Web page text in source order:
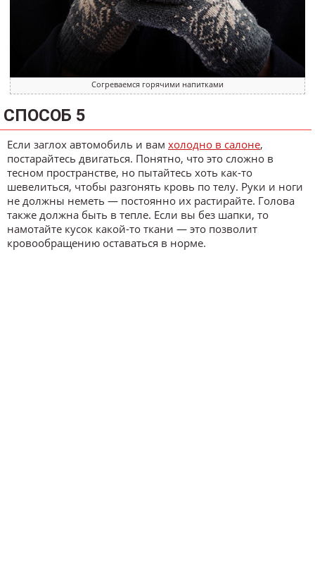
Согреваемся горячими напитками
СПОСОБ 5
Если заглох автомобиль и вам холодно в салоне,
постарайтесь двигаться. Понятно, что это сложно в
тесном пространстве, но пытайтесь хоть как-то
шевелиться, чтобы разгонять кровь по телу. Руки и ноги
не должны неметь — постоянно их растирайте. Голова
также должна быть в тепле. Если вы без шапки, то
намотайте кусок какой-то ткани — это позволит
кровообращению оставаться в норме.